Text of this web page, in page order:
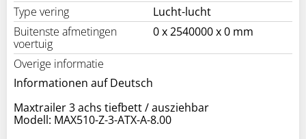
Type vering
Lucht-lucht
Buitenste afmetingen
voertuig
0 x 2540000 x 0 mm
Overige informatie
Informationen auf Deutsch
Maxtrailer 3 achs tiefbett / ausziehbar
Modell: MAX510-Z-3-ATX-A-8.00